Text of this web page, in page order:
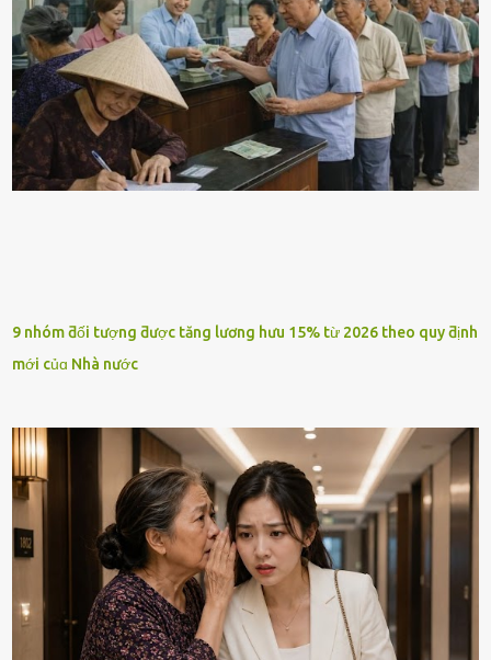
9 nhóm ƌối tượng ƌược tăng lương hưu 15% từ 2026 theo quy ƌịnh
mới củɑ Nhà nước